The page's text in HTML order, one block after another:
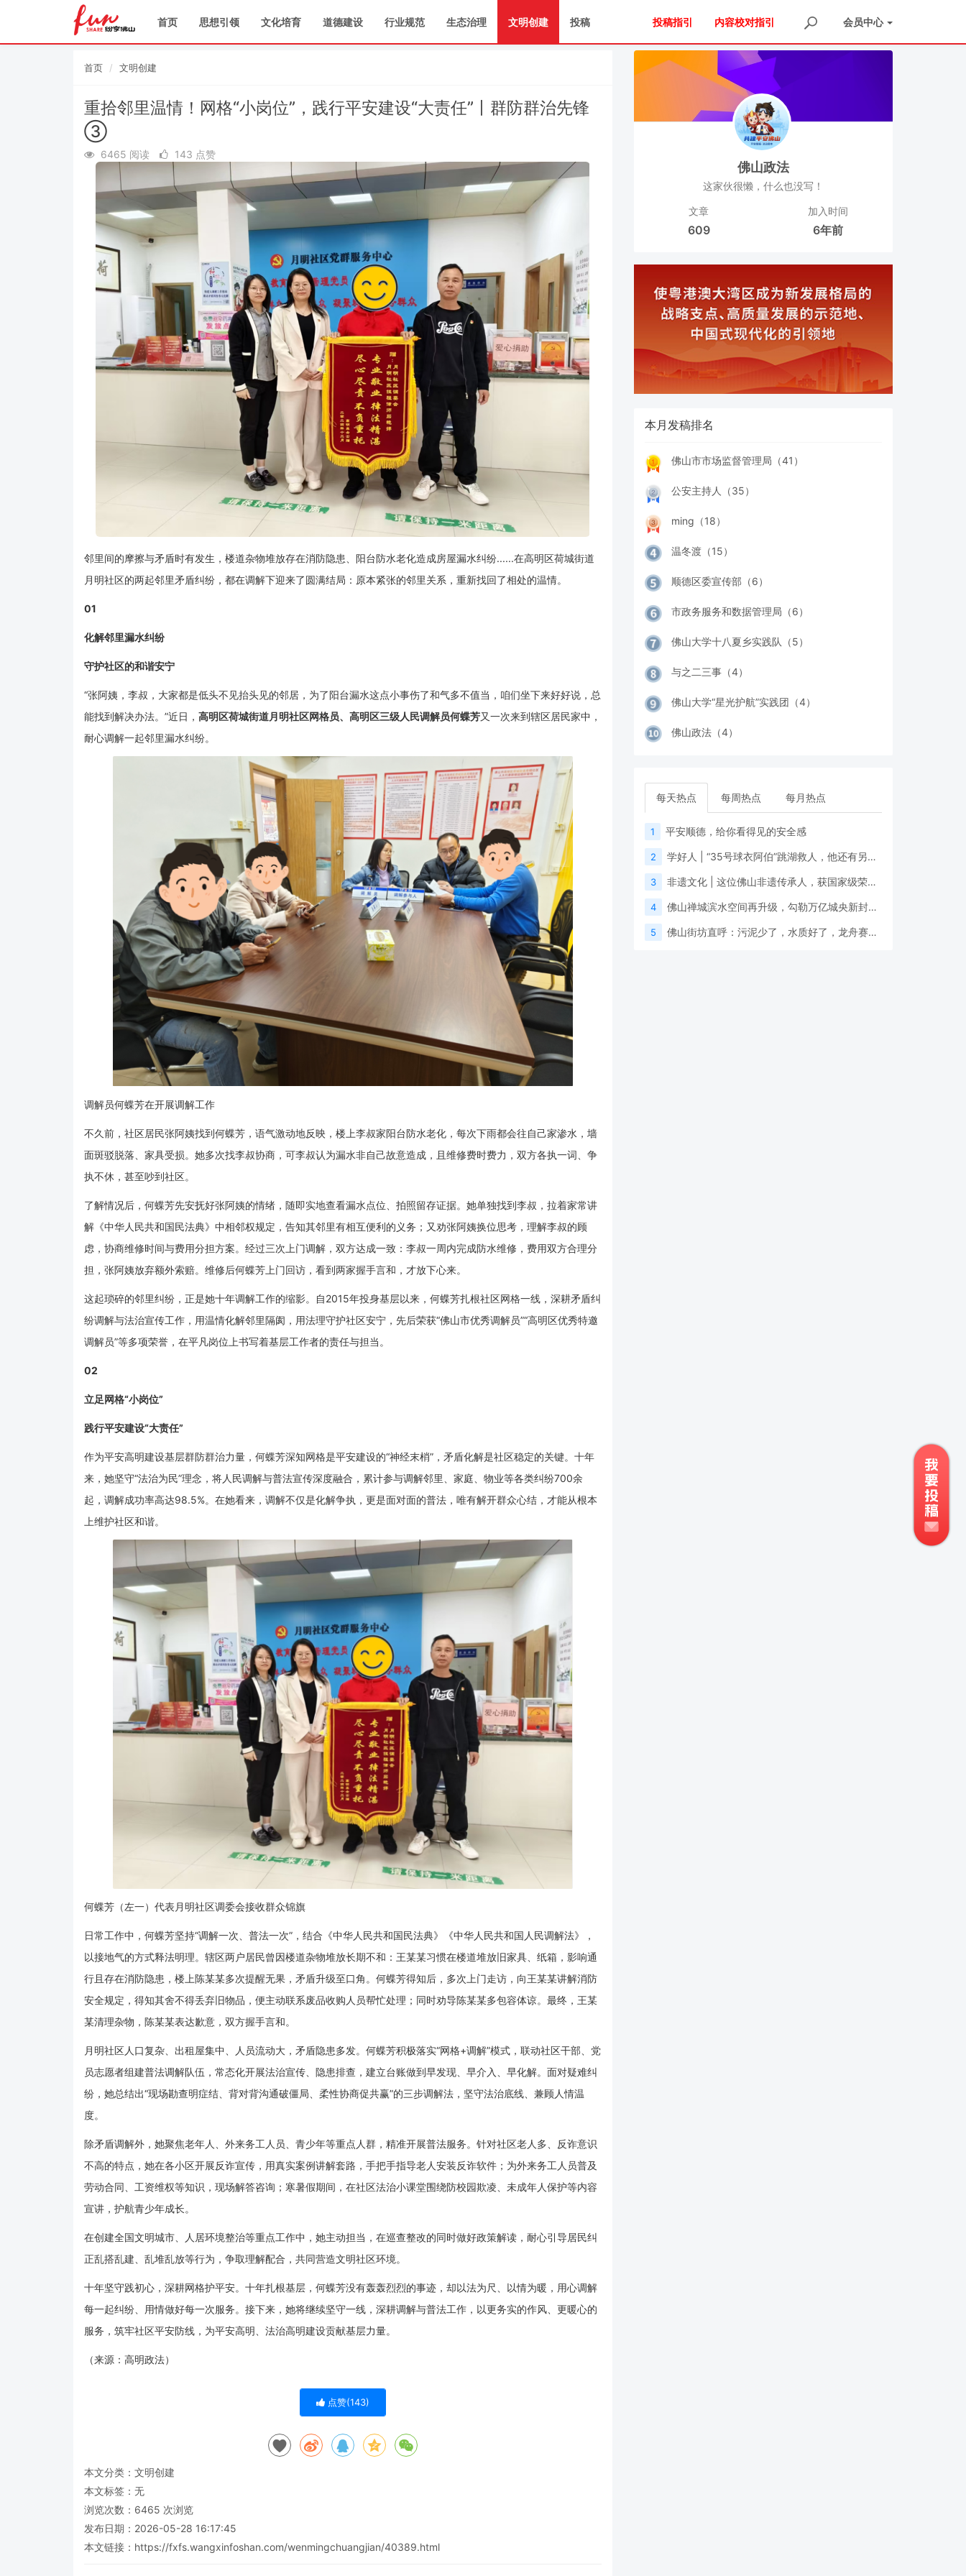
投稿指引 内容校对指引 会员中心
首页 思想引领 文化培育 道德建设 行业规范 生态治理 文明创建 投稿
首页 文明创建
重拾邻里温情！网格“小岗位”，践行平安建设“大责任”丨群防群治先锋
③
6465 阅读 143 点赞
邻里间的摩擦与矛盾时有发生，楼道杂物堆放存在消防隐患、阳台防水老化造成房屋漏水纠纷......在高明区荷城街道
月明社区的两起邻里矛盾纠纷，都在调解下迎来了圆满结局：原本紧张的邻里关系，重新找回了相处的温情。
01
化解邻里漏水纠纷
守护社区的和谐安宁
“张阿姨，李叔，大家都是低头不见抬头见的邻居，为了阳台漏水这点小事伤了和气多不值当，咱们坐下来好好说，总
能找到解决办法。”近日， 高明区荷城街道月明社区网格员、高明区三级人民调解员何蝶芳又一次来到辖区居民家中，
耐心调解一起邻里漏水纠纷。
调解员何蝶芳在开展调解工作
不久前，社区居民张阿姨找到何蝶芳，语气激动地反映，楼上李叔家阳台防水老化，每次下雨都会往自己家渗水，墙
面斑驳脱落、家具受损。她多次找李叔协商，可李叔认为漏水非自己故意造成，且维修费时费力，双方各执一词、争
执不休，甚至吵到社区。
了解情况后，何蝶芳先安抚好张阿姨的情绪，随即实地查看漏水点位、拍照留存证据。她单独找到李叔，拉着家常讲
解 《中华人民共和国民法典》 中相邻权规定，告知其邻里有相互便利的义务；又劝张阿姨换位思考，理解李叔的顾
虑，协商维修时间与费用分担方案。经过三次上门调解，双方达成一致：李叔一周内完成防水维修，费用双方合理分
担，张阿姨放弃额外索赔。维修后何蝶芳上门回访，看到两家握手言和，才放下心来。
这起琐碎的邻里纠纷，正是她十年调解工作的缩影。自2015年投身基层以来，何蝶芳扎根社区网格一线，深耕矛盾纠
纷调解与法治宣传工作，用温情化解邻里隔阂，用法理守护社区安宁，先后荣获“佛山市优秀调解员”“高明区优秀特邀
调解员”等多项荣誉，在平凡岗位上书写着基层工作者的责任与担当。
02
立足网格“小岗位”
践行平安建设“大责任”
作为平安高明建设基层群防群治力量，何蝶芳深知网格是平安建设的“神经末梢”，矛盾化解是社区稳定的关键。十年
来，她坚守“法治为民”理念，将人民调解与普法宣传深度融合，累计参与调解邻里、家庭、物业等各类纠纷700余
起，调解成功率高达98.5%。在她看来，调解不仅是化解争执，更是面对面的普法，唯有解开群众心结，才能从根本
上维护社区和谐。
何蝶芳（左一）代表月明社区调委会接收群众锦旗
日常工作中，何蝶芳坚持“调解一次、普法一次”，结合 《中华人民共和国民法典》 《中华人民共和国人民调解法》
，
以接地气的方式释法明理。辖区两户居民曾因楼道杂物堆放长期不和：王某某习惯在楼道堆放旧家具、纸箱，影响通
行且存在消防隐患，楼上陈某某多次提醒无果，矛盾升级至口角。何蝶芳得知后，多次上门走访，向王某某讲解消防
安全规定，得知其舍不得丢弃旧物品，便主动联系废品收购人员帮忙处理；同时劝导陈某某多包容体谅。最终，王某
某清理杂物，陈某某表达歉意，双方握手言和。
月明社区人口复杂、出租屋集中、人员流动大，矛盾隐患多发。何蝶芳积极落实“网格+调解”模式，联动社区干部、党
员志愿者组建普法调解队伍，常态化开展法治宣传、隐患排查，建立台账做到早发现、早介入、早化解。面对疑难纠
纷，她总结出“现场勘查明症结、背对背沟通破僵局、柔性协商促共赢”的三步调解法，坚守法治底线、兼顾人情温
度。
除矛盾调解外，她聚焦老年人、外来务工人员、青少年等重点人群，精准开展普法服务。针对社区老人多、反诈意识
不高的特点，她在各小区开展反诈宣传，用真实案例讲解套路，手把手指导老人安装反诈软件；为外来务工人员普及
劳动合同、工资维权等知识，现场解答咨询；寒暑假期间，在社区法治小课堂围绕防校园欺凌、未成年人保护等内容
宣讲，护航青少年成长。
在创建全国文明城市 、人居环境整治等重点工作中，她主动担当，在巡查整改的同时做好政策解读，耐心引导居民纠
正乱搭乱建、乱堆乱放等行为，争取理解配合，共同营造文明社区环境。
十年坚守践初心，深耕网格护平安。十年扎根基层，何蝶芳没有轰轰烈烈的事迹，却以法为尺、以情为暖，用心调解
每一起纠纷、用情做好每一次服务。接下来，她将继续坚守一线，深耕调解与普法工作，以更务实的作风、更暖心的
服务，筑牢社区平安防线，为平安高明、法治高明建设贡献基层力量。
（来源：高明政法）
点赞(143)
本文分类： 文明创建
本文标签：无
浏览次数： 6465 次浏览
发布日期：2026-05-28 16:17:45
本文链接： https://fxfs.wangxinfoshan.com/wenmingchuangjian/40389.html
佛山政法
这家伙很懒，什么也没写！
文章
609
加入时间
6年前
本月发稿排名
佛山市市场监督管理局（41）
公安主持人（35）
ming（18）
温冬渡（15）
顺德区委宣传部（6）
市政务服务和数据管理局（6）
佛山大学十八夏乡实践队（5）
与之二三事（4）
佛山大学“星光护航”实践团（4）
佛山政法（4）
每天热点 每周热点 每月热点
1 平安顺德，给你看得见的安全感
2 学好人 | “35号球衣阿伯”跳湖救人，他还有另一个身份
3 非遗文化 | 这位佛山非遗传承人，获国家级荣誉！
4 佛山禅城滨水空间再升级，勾勒万亿城央新封面！
5 佛山街坊直呼：污泥少了，水质好了，龙舟赛更有“睇头”！